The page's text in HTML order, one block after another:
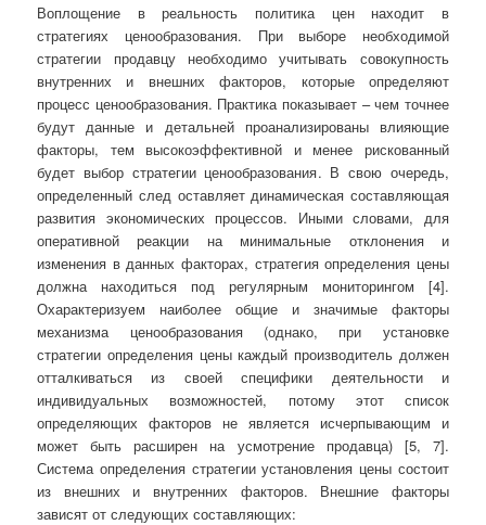
Воплощение в реальность политика цен находит в
стратегиях ценообразования. При выборе необходимой
стратегии продавцу необходимо учитывать совокупность
внутренних и внешних факторов, которые определяют
процесс ценообразования. Практика показывает – чем точнее
будут данные и детальней проанализированы влияющие
факторы, тем высокоэффективной и менее рискованный
будет выбор стратегии ценообразования. В свою очередь,
определенный след оставляет динамическая составляющая
развития экономических процессов. Иными словами, для
оперативной реакции на минимальные отклонения и
изменения в данных факторах, стратегия определения цены
должна находиться под регулярным мониторингом [4].
Охарактеризуем наиболее общие и значимые факторы
механизма ценообразования (однако, при установке
стратегии определения цены каждый производитель должен
отталкиваться из своей специфики деятельности и
индивидуальных возможностей, потому этот список
определяющих факторов не является исчерпывающим и
может быть расширен на усмотрение продавца) [5, 7].
Система определения стратегии установления цены состоит
из внешних и внутренних факторов. Внешние факторы
зависят от следующих составляющих: